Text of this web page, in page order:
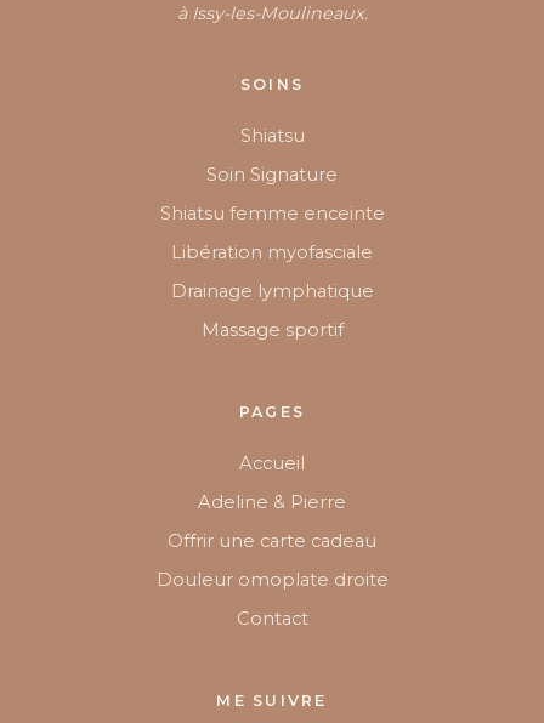
à Issy-les-Moulineaux.
SOINS
Shiatsu
Soin Signature
Shiatsu femme enceinte
Libération myofasciale
Drainage lymphatique
Massage sportif
PAGES
Accueil
Adeline & Pierre
Offrir une carte cadeau
Douleur omoplate droite
Contact
ME SUIVRE